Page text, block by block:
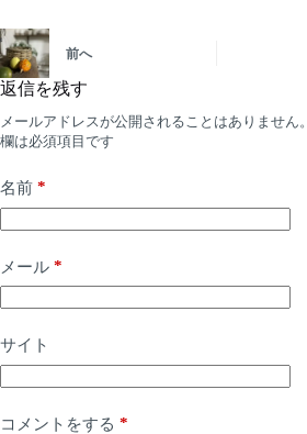
前へ
返信を残す
メールアドレスが公開されることはありません。
欄は必須項目です
名前 *
メール *
サイト
コメントをする *